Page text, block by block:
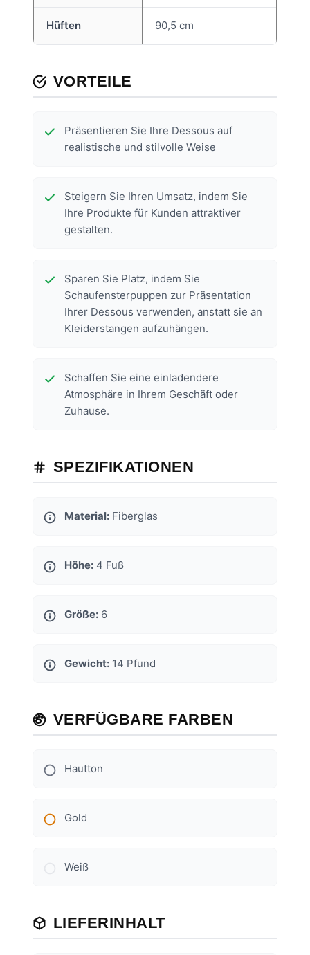
Hüften 90,5 cm
VORTEILE
Präsentieren Sie Ihre Dessous auf
realistische und stilvolle Weise
Steigern Sie Ihren Umsatz, indem Sie
Ihre Produkte für Kunden attraktiver
gestalten.
Sparen Sie Platz, indem Sie
Schaufensterpuppen zur Präsentation
Ihrer Dessous verwenden, anstatt sie an
Kleiderstangen aufzuhängen.
Schaffen Sie eine einladendere
Atmosphäre in Ihrem Geschäft oder
Zuhause.
SPEZIFIKATIONEN
Material:Fiberglas
Höhe:4 Fuß
Größe:6
Gewicht:14 Pfund
VERFÜGBARE FARBEN
Hautton
Gold
Weiß
LIEFERINHALT